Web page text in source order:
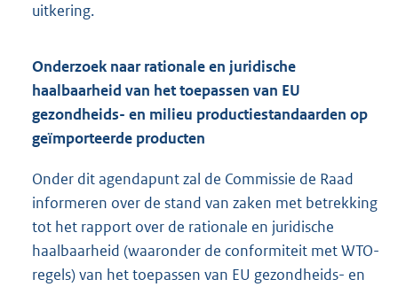
uitkering.
Onderzoek naar rationale en juridische
haalbaarheid van het toepassen van EU
gezondheids- en milieu productiestandaarden op
geïmporteerde producten
Onder dit agendapunt zal de Commissie de Raad
informeren over de stand van zaken met betrekking
tot het rapport over de rationale en juridische
haalbaarheid (waaronder de conformiteit met WTO-
regels) van het toepassen van EU gezondheids- en